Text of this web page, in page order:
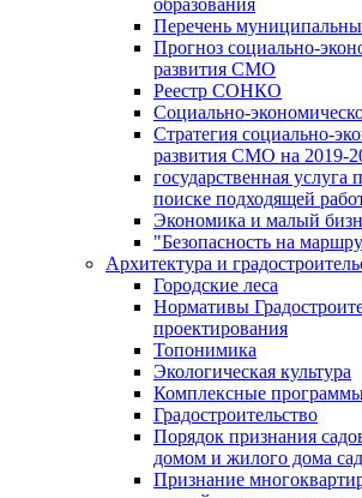
образования
Перечень
Прогноз социально-
развития СМО
Реестр СОНКО
Социально-
Стратегия социально-
развития СМО на 2019-
государственная услуга
поиске подходящей
Экономика и малый
"Безопасность на
Архитектура и
Городские леса
Нормативы
проектирования
Топонимика
Экологическая культура
Комплексные
Градостроительство
Порядок признания
домом и жилого дома
Признание